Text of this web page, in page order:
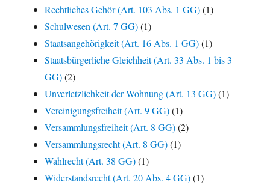
Rechtliches Gehör (Art. 103 Abs. 1 GG)(1)
Schulwesen (Art. 7 GG)(1)
Staatsangehörigkeit (Art. 16 Abs. 1 GG)(1)
Staatsbürgerliche Gleichheit (Art. 33 Abs. 1 bis 3
GG)(2)
Unverletzlichkeit der Wohnung (Art. 13 GG)(1)
Vereinigungsfreiheit (Art. 9 GG)(1)
Versammlungsfreiheit (Art. 8 GG)(2)
Versammlungsrecht (Art. 8 GG)(1)
Wahlrecht (Art. 38 GG)(1)
Widerstandsrecht (Art. 20 Abs. 4 GG)(1)